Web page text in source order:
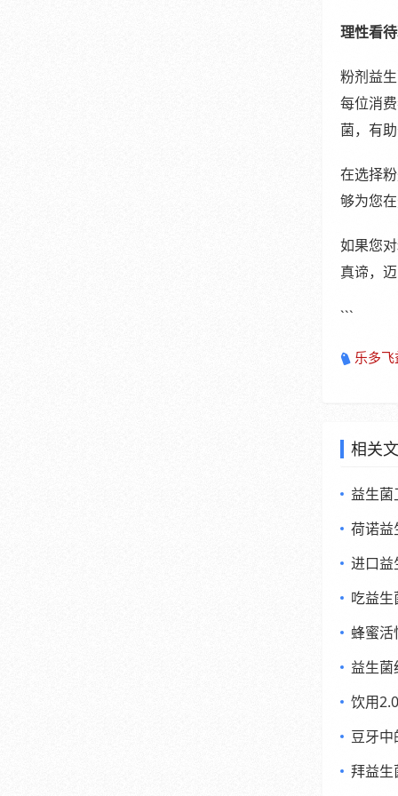
理性看
粉剂益
每位消
菌，有
在选择
够为您
如果您
真谛，
```
乐多
相关
益生
荷诺益
进口益
吃益
蜂蜜活
益生
饮用
豆牙
拜益生